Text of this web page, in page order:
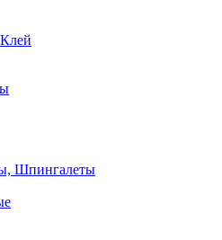
Шпингалеты